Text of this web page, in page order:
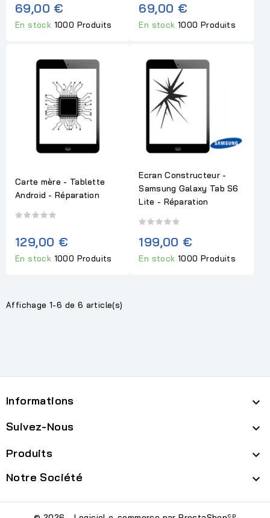
69,00 €
En stock 1000 Produits
69,00 €
En stock1000 Produits
Carte mère - Tablette
Android - Réparation
129,00 €
En stock 1000 Produits
Ecran Constructeur -
Samsung Galaxy Tab S6
Lite - Réparation
199,00 €
En stock1000 Produits
Affichage 1-6 de 6 article(s)
Informations 
Suivez-Nous 
Produits 
Notre Société 
cp